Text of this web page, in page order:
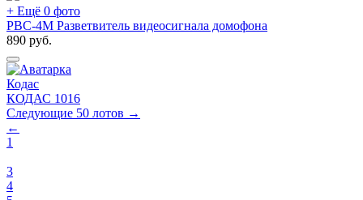
+ Ещё 0 фото
РВС-4М Разветвитель видеосигнала домофона
890 руб.
Кодас
КОДАС 1016
Следующие 50 лотов →
←
1
3
4